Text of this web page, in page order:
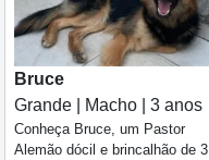
Bruce
Grande | Macho | 3 anos
Conheça Bruce, um Pastor
Alemão dócil e brincalhão de 3